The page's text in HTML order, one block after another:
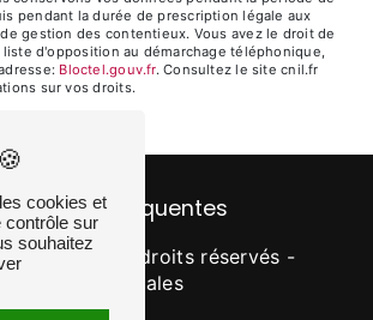
pendant la durée de prescription légale aux
gestion des contentieux. Vous avez le droit de
d'opposition au démarchage téléphonique,
Bloctel.gouv.fr. Consultez le site cnil.fr
sur vos droits.
fréquentes
2026 - Tous droits réservés -
Mentions légales
cookies et
contrôle sur
souhaitez